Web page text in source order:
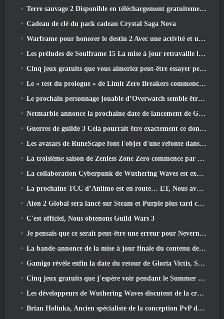
Terre sauvage 2 Disponible en téléchargement gratuitement (Et garde) Pour une durée limitée
Cadeau de clé du pack cadeau Crystal Saga Nova
Warframe pour honorer le destin 2 Avec une activité et un titre spéciaux dans le jeu
Les préludes de Soulframe 15 La mise à jour retravaille le butin et la pêche
Cinq jeux gratuits que vous aimeriez peut-être essayer pendant le Bullet Fest
Le « test du prologue » de Limit Zero Breakers commence aujourd’hui
Le prochain personnage jouable d’Overwatch semble être un chef du crime cyborg surmené
Netmarble annonce la prochaine date de lancement de Global RF Online
Guerres de guilde 3 Cela pourrait être exactement ce dont l’industrie du MMO a besoin en ce moment
Les avatars de RuneScape font l'objet d'une refonte dans la plus grande mise à jour visuelle du jeu au cours des dix dernières années
La troisième saison de Zenless Zone Zero commence par un voyage sur une île de Bangboo dans le ciel, Et vers la plateforme Steam
La collaboration Cyberpunk de Wuthering Waves est exactement ce que j'attends de mes événements crossover de jeux vidéo
La prochaine TCC d’Aniimo est en route… ET, Nous avons une fenêtre de lancement officielle
Aion 2 Global sera lancé sur Steam et Purple plus tard cette année
C'est officiel, Nous obtenons Guild Wars 3
Je pensais que ce serait peut-être une erreur pour Neverness To Everness d'organiser l'événement Porsche Collab Gacha si tôt, Mais j'avais tort
La bande-annonce de la mise à jour finale du contenu de Destiny 2 est un cri de ralliement
Gamigo révèle enfin la date du retour de Gloria Victis, Survivra-t-il la deuxième fois?
Cinq jeux gratuits que j'espère voir pendant le Summer Game Fest
Les développeurs de Wuthering Waves discutent de la création de la séquence de combat Lahai-Roi Mech
Brian Holinka, Ancien spécialiste de la conception PvP de World Of Warcraft, Rejoint l’équipe MMO de League Of Legends